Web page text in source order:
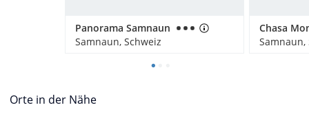
Panorama Samnaun
Samnaun, Schweiz
Samnaun,
Orte in der Nähe